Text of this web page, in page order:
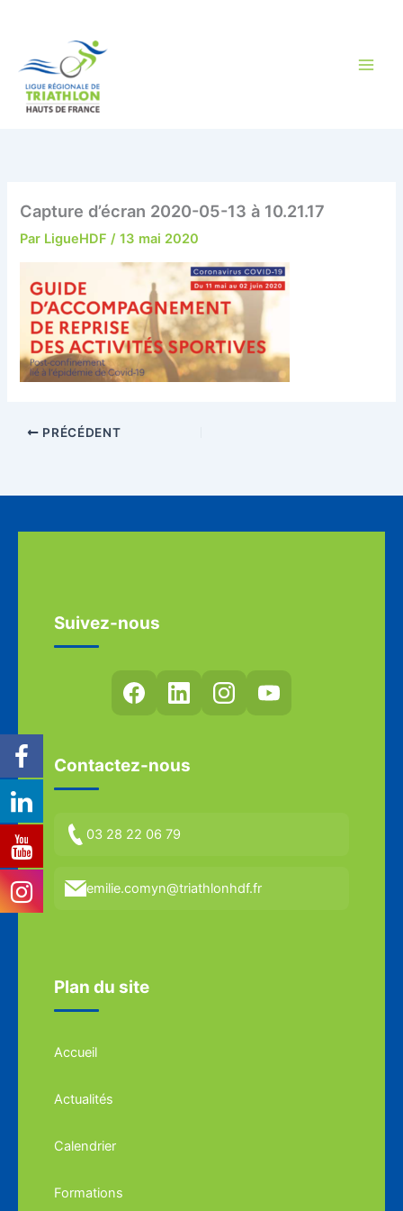
Capture d’écran 2020-05-13 à 10.21.17
Par LigueHDF/13 mai 2020
PRÉCÉDENT
Suivez-nous
Contactez-nous
03 28 22 06 79
emilie.comyn@triathlonhdf.fr
Plan du site
Accueil
Actualités
Calendrier
Formations